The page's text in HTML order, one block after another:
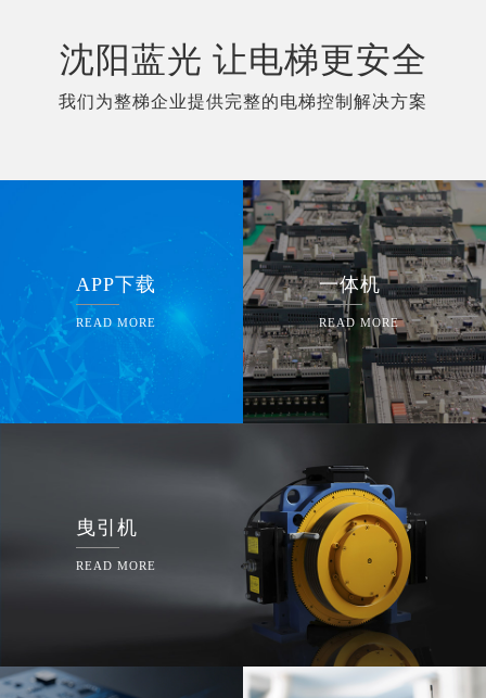
沈阳蓝光 让电梯更安全
我们为整梯企业提供完整的电梯控制解决方案
APP下载
READ MORE
一体机
READ MORE
曳引机
READ MORE